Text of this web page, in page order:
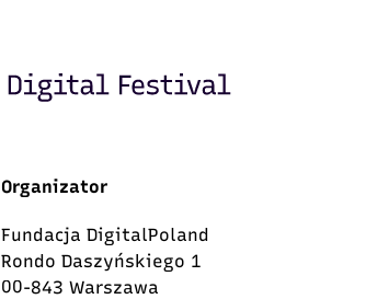
Organizator
Fundacja DigitalPoland
Rondo Daszyńskiego 1
00-843 Warszawa